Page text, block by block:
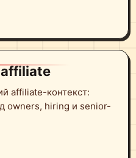
affiliate
affiliate-контекст:
owners, hiring и senior-